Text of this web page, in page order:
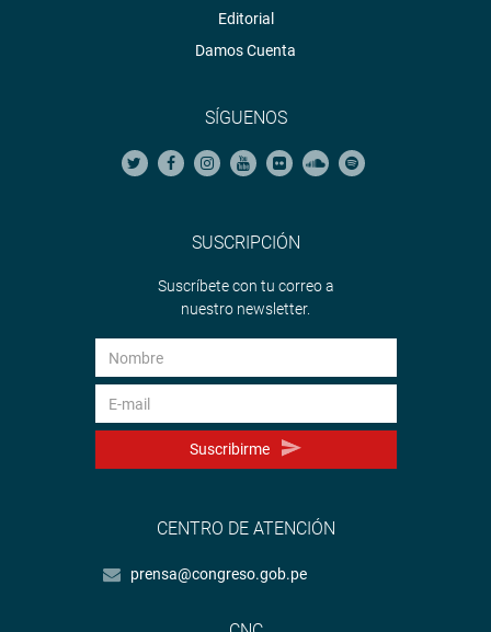
Editorial
Damos Cuenta
SÍGUENOS
SUSCRIPCIÓN
Suscríbete con tu correo a
nuestro newsletter.
Suscribirme
CENTRO DE ATENCIÓN
prensa@congreso.gob.pe